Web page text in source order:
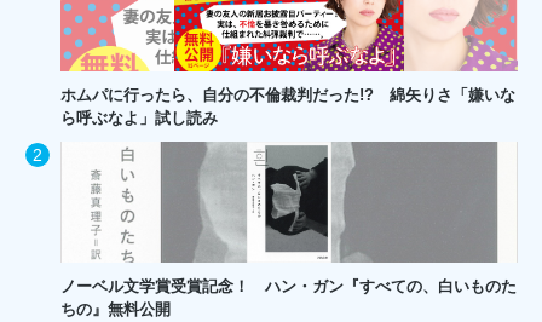
ホムパに行ったら、自分の不倫裁判だった!? 綿矢りさ「嫌いな
ら呼ぶなよ」試し読み
ノーベル文学賞受賞記念！ ハン・ガン『すべての、白いものた
ちの』無料公開